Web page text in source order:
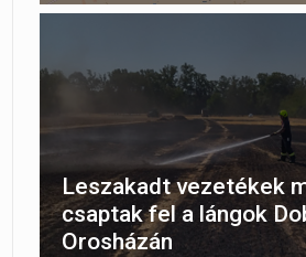
Leszakadt vezetékek
csaptak fel a lángok
Orosházán